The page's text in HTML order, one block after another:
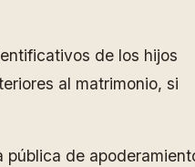
de los hijos
al matrimonio, si
de